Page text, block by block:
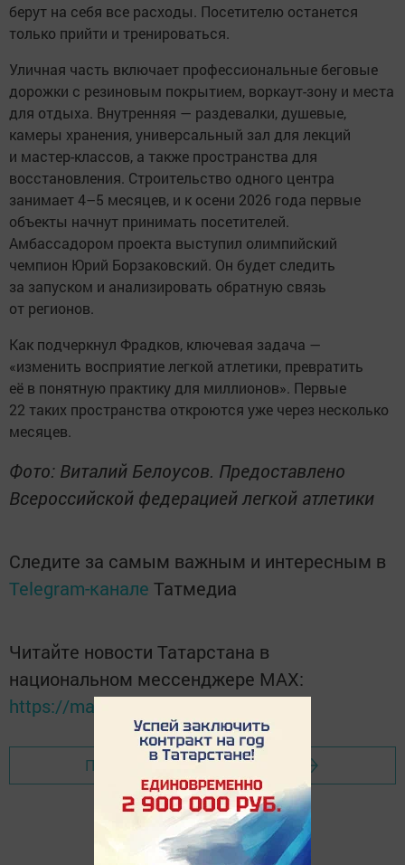
берут на себя все расходы. Посетителю останется
только прийти и тренироваться.
Уличная часть включает профессиональные беговые
дорожки с резиновым покрытием, воркаут-зону и места
для отдыха. Внутренняя — раздевалки, душевые,
камеры хранения, универсальный зал для лекций
и мастер-классов, а также пространства для
восстановления. Строительство одного центра
занимает 4–5 месяцев, и к осени 2026 года первые
объекты начнут принимать посетителей.
Амбассадором проекта выступил олимпийский
чемпион Юрий Борзаковский. Он будет следить
за запуском и анализировать обратную связь
от регионов.
Как подчеркнул Фрадков, ключевая задача —
«изменить восприятие легкой атлетики, превратить
её в понятную практику для миллионов». Первые
22 таких пространства откроются уже через несколько
месяцев.
Фото: Виталий Белоусов. Предоставлено
Всероссийской федерацией легкой атлетики
Следите за самым важным и интересным в
Telegram-канале Татмедиа
Читайте новости Татарстана в
национальном мессенджере MАХ:
https://max.ru/tatmedia
Перейти на страницу новости